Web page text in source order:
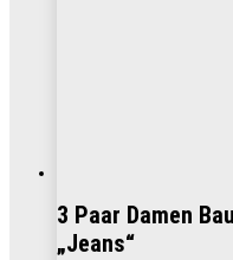
3 Paar Damen
„Jeans“